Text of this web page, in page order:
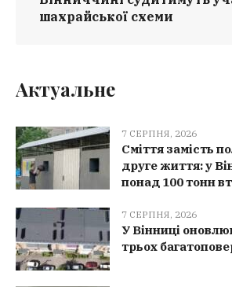
шахрайської схеми
Актуальне
7 СЕРПНЯ, 2026
Сміття замість
друге життя: у
понад 100 тонн
7 СЕРПНЯ, 2026
У Вінниці
трьох